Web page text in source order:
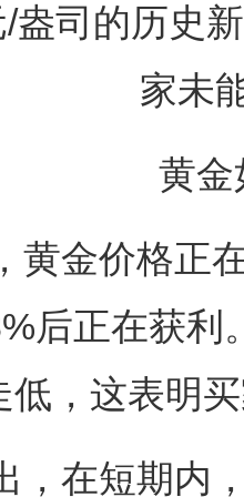
盎司的历史
家未
黄金
黄金价格正
后正在获
低，这表明
，在短期内